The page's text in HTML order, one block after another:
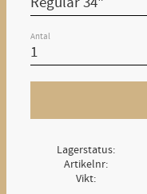
Antal
Lagerstatus
Artikelnr
Vikt